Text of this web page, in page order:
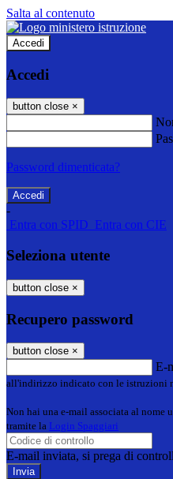
Salta al contenuto
Accedi
Accedi
button close ×
Password dimenticata?
-
Entra con SPID Entra con CIE
Seleziona utente
button close ×
Recupero password
button close ×
E-
all'indirizzo indicato con le istruzioni
Non hai una e-mail associata al nome
tramite la Login Spaggiari
E-mail inviata, si prega di